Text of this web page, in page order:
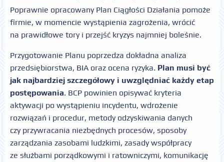
Poprawnie opracowany Plan Ciągłości Działania pomoże
firmie, w momencie wystąpienia zagrożenia, wrócić
na prawidłowe tory i przejść kryzys najmniej boleśnie.
Przygotowanie Planu poprzedza dokładna analiza
przedsiębiorstwa, BIA oraz ocena ryzyka. Plan musi być
jak najbardziej szczegółowy i uwzględniać każdy etap
postępowania. BCP powinien opisywać kryteria
aktywacji po wystąpieniu incydentu, wdrożenie
rozwiązań i procedur, metody odzyskiwania danych
czy przywracania niezbędnych procesów, sposoby
zarządzania zasobami ludzkimi, zasady współpracy
ze służbami porządkowymi i ratowniczymi, komunikację